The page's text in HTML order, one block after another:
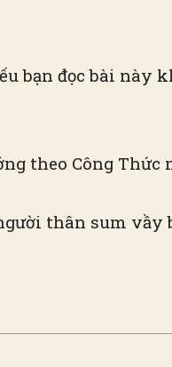
bạn đọc bài này
theo Công Thức
thân sum